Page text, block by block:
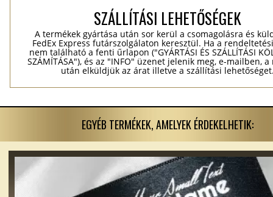
SZÁLLÍTÁSI LEHETŐSÉGEK
A termékek gyártása után sor kerül a csomagolásra és
FedEx Express futárszolgálaton keresztül. Ha a
nem található a fenti űrlapon ("GYÁRTÁSI ÉS SZÁLLÍTÁSI
SZÁMÍTÁSA"), és az "INFO" üzenet jelenik meg, e-mailben,
után elküldjük az árat illetve a szállítási
EGYÉB TERMÉKEK, AMELYEK ÉRDEKELHETIK: